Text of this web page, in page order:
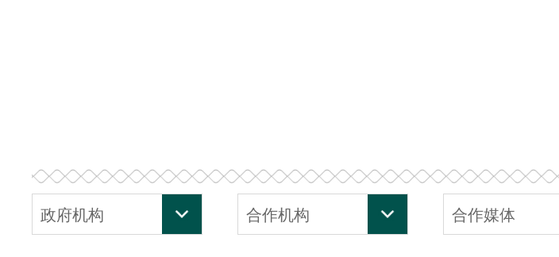
政府机构 合作机构 合作媒体